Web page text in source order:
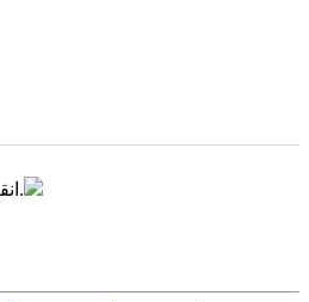
انقر هنا للحصول على الاقتباس.